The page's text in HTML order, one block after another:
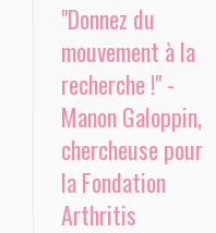
"Donnez du
mouvement à la
recherche !" -
Manon Galoppin,
chercheuse pour
la Fondation
Arthritis